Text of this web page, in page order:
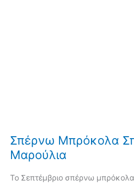
Σπέρνω Μπρόκολα
Μαρούλια
Το Σεπτέμβριο σπέρνω